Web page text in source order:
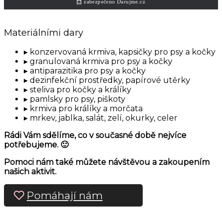
Materiálními dary
konzervovaná krmiva, kapsičky pro psy a kočky
granulovaná krmiva pro psy a kočky
antiparazitika pro psy a kočky
dezinfekční prostředky, papírové utěrky
steliva pro kočky a králíky
pamlsky pro psy, piškoty
krmiva pro králíky a morčata
mrkev, jablka, salát, zelí, okurky, celer
Rádi Vám sdělíme, co v současné době nejvíce
potřebujeme. 🙂
Pomoci nám také můžete návštěvou a zakoupením
našich aktivit.
Pomáhají nám